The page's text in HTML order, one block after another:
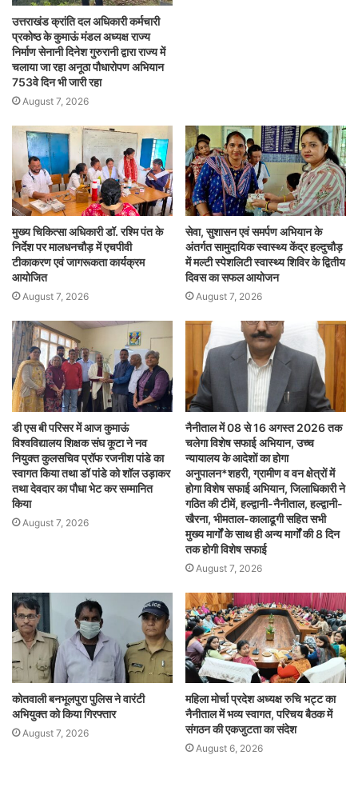
उत्तराखंड क्रांति दल अधिकारी कर्मचारी
प्रकोष्ठ के कुमाऊं मंडल अध्यक्ष राज्य
निर्माण सेनानी दिनेश गुरुरानी द्वारा राज्य में
चलाया जा रहा अनूठा पौधारोपण अभियान
753वे दिन भी जारी रहा
August 7, 2026
मुख्य चिकित्सा अधिकारी डॉ. रश्मि पंत के
निर्देश पर मालधनचौड़ में एचपीवी
टीकाकरण एवं जागरूकता कार्यक्रम
आयोजित
August 7, 2026
सेवा, सुशासन एवं समर्पण अभियान के
अंतर्गत सामुदायिक स्वास्थ्य केंद्र हल्दुचौड़
में मल्टी स्पेशलिटी स्वास्थ्य शिविर के द्वितीय
दिवस का सफल आयोजन
August 7, 2026
डी एस बी परिसर में आज कुमाऊं
विश्वविद्यालय शिक्षक संघ कूटा ने नव
नियुक्त कुलसचिव प्रॉफ रजनीश पांडे का
स्वागत किया तथा डॉ पांडे को शॉल उड़ाकर
तथा देवदार का पौधा भेट कर सम्मानित
किया
August 7, 2026
नैनीताल में 08 से 16 अगस्त 2026 तक
चलेगा विशेष सफाई अभियान, उच्च
न्यायालय के आदेशों का होगा
अनुपालन*शहरी, ग्रामीण व वन क्षेत्रों में
होगा विशेष सफाई अभियान, जिलाधिकारी ने
गठित की टीमें, हल्द्वानी-नैनीताल, हल्द्वानी-
खैरना, भीमताल-कालाढूगी सहित सभी
मुख्य मार्गों के साथ ही अन्य मार्गों की 8 दिन
तक होगी विशेष सफाई
August 7, 2026
कोतवाली बनभूलपुरा पुलिस ने वारंटी
अभियुक्त को किया गिरफ्तार
August 7, 2026
महिला मोर्चा प्रदेश अध्यक्ष रुचि भट्ट का
नैनीताल में भव्य स्वागत, परिचय बैठक में
संगठन की एकजुटता का संदेश
August 6, 2026